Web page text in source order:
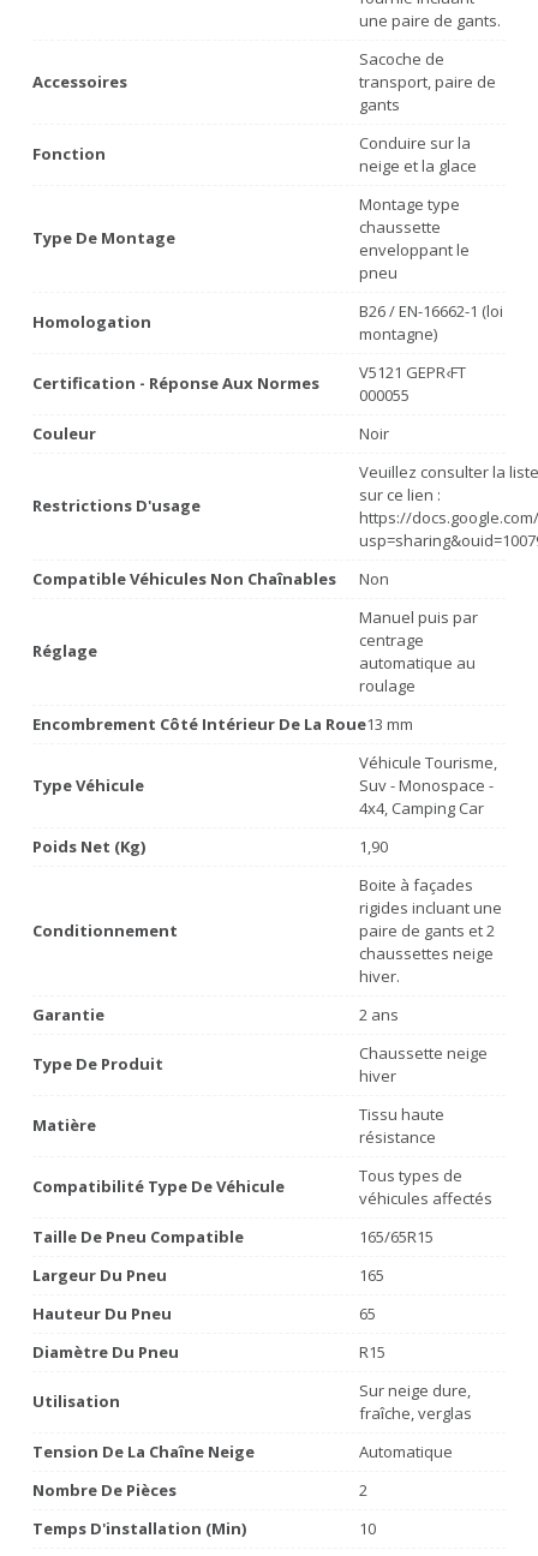
une paire de gants.
Accessoires
Sacoche de
transport, paire de
gants
Fonction
Conduire sur la
neige et la glace
Type De Montage
Montage type
chaussette
enveloppant le
pneu
Homologation
B26 / EN-16662-1 (loi
montagne)
Certification - Réponse Aux Normes
V5121 GEPR‹FT
000055
Couleur
Noir
Restrictions D'usage
Veuillez consulter la
sur ce lien :
https://
Compatible Véhicules Non Chaînables
Non
Réglage
Manuel puis par
centrage
automatique au
roulage
Encombrement Côté Intérieur De La Roue13 mm
Type Véhicule
Véhicule Tourisme,
Suv - Monospace -
4x4, Camping Car
Poids Net (Kg)
1,90
Conditionnement
Boite à façades
rigides incluant une
paire de gants et 2
chaussettes neige
hiver.
Garantie
2 ans
Type De Produit
Chaussette neige
hiver
Matière
Tissu haute
résistance
Compatibilité Type De Véhicule
Tous types de
véhicules affectés
Taille De Pneu Compatible
165/65R15
Largeur Du Pneu
165
Hauteur Du Pneu
65
Diamètre Du Pneu
R15
Utilisation
Sur neige dure,
fraîche, verglas
Tension De La Chaîne Neige
Automatique
Nombre De Pièces
2
Temps D'installation (min)
10